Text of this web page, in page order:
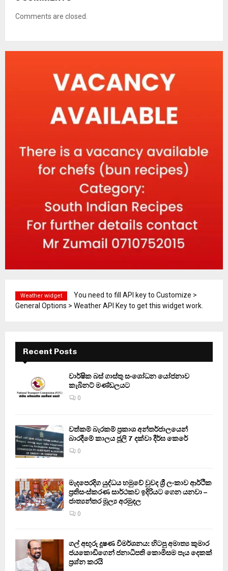
Comments are closed.
Weather widget
You need to fill API key to Customize >
General Options > Weather API Key to get this widget work.
Recent Posts
වාර්ෂික බස් ගාස්තු සංශෝධන යෝජනාව
කැබිනට් මණ්ඩලයට
0
වත්කම් බැරකම් ප්‍රකාශ අන්තර්ජාලයෙන්
බාරදීමේ කාලය ජූලි 7 දක්වා දීර්ඝ කෙරේ
0
මැදපෙරදිග යුද්ධය හමුවේ වුවද ශ්‍රී ලංකාව ආර්ථික
ප්‍රතිසංස්කරණ සාර්ථකව ඉදිරියට ගෙන යනවා –
ජාත්‍යන්තර මූල්‍ය අරමුදල
0
ගල් අඟුරු දූෂණ විමර්ශනය: හිටපු අමාත්‍ය කුමාර
ජයකොඩිගෙන් ජනාධිපති කොමිසම පැය දෙකක්
ප්‍රශ්න කරයි